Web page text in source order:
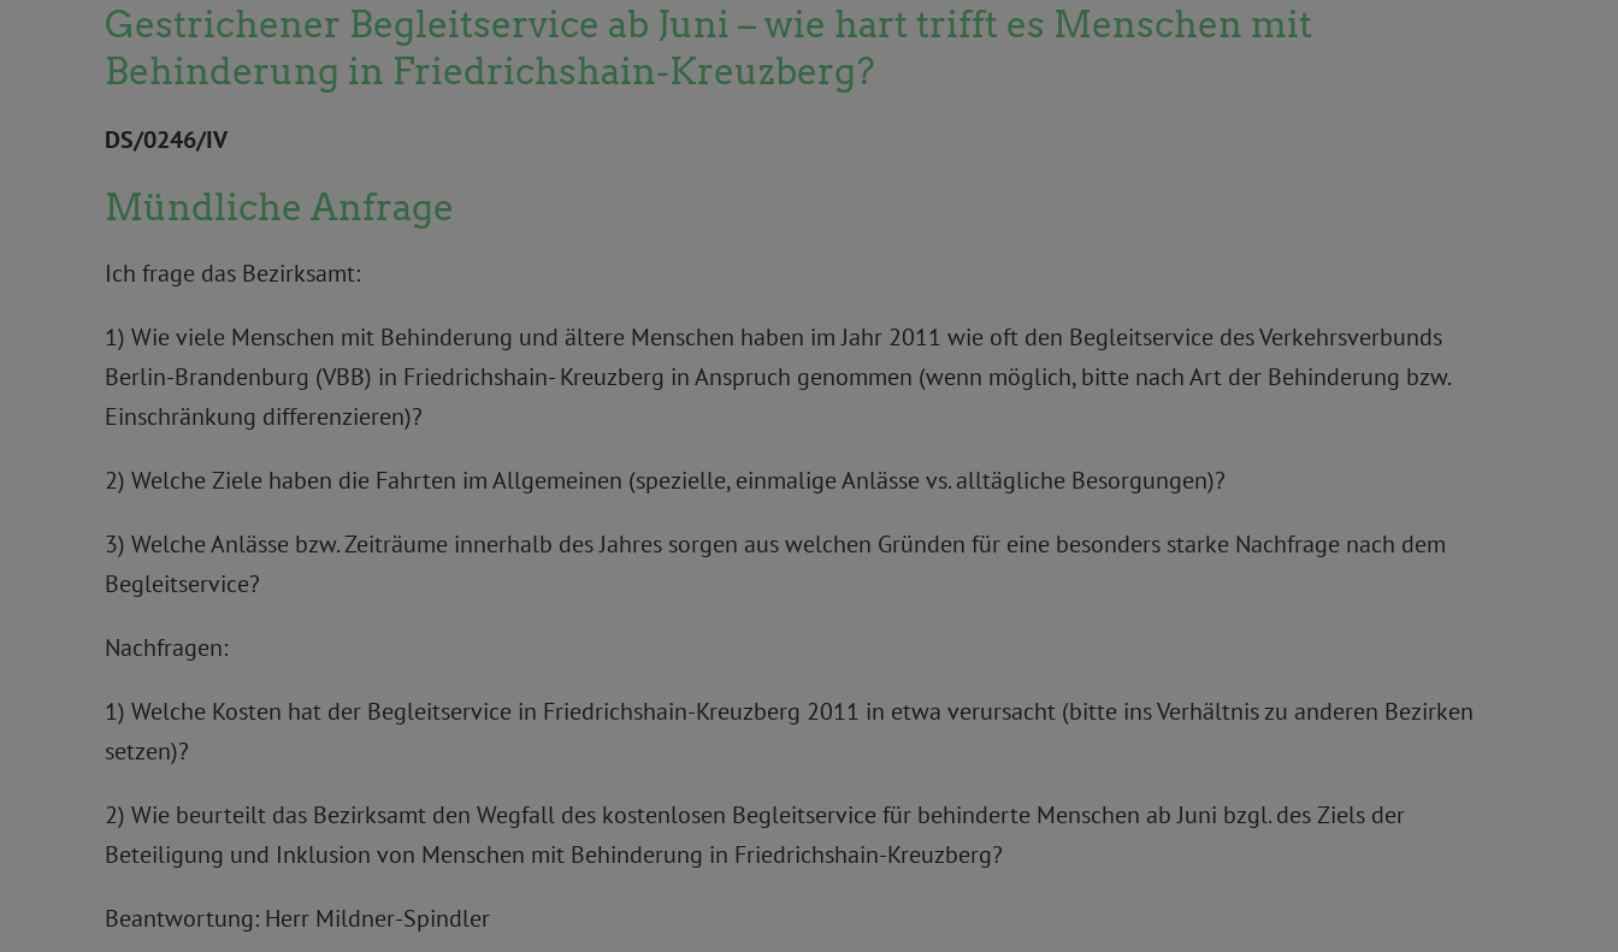
Gestrichener Begleitservice ab Juni – wie hart trifft es Menschen mit
Behinderung in Friedrichshain-Kreuzberg?
DS/0246/IV
Mündliche Anfrage
Ich frage das Bezirksamt:
1) Wie viele Menschen mit Behinderung und ältere Menschen haben im Jahr 2011 wie oft den Begleitservice des Verkehrsverbunds
Berlin-Brandenburg (VBB) in Friedrichshain- Kreuzberg in Anspruch genommen (wenn möglich, bitte nach Art der Behinderung bzw.
Einschränkung differenzieren)?
2) Welche Ziele haben die Fahrten im Allgemeinen (spezielle, einmalige Anlässe vs. alltägliche Besorgungen)?
3) Welche Anlässe bzw. Zeiträume innerhalb des Jahres sorgen aus welchen Gründen für eine besonders starke Nachfrage nach dem
Begleitservice?
Nachfragen:
1) Welche Kosten hat der Begleitservice in Friedrichshain-Kreuzberg 2011 in etwa verursacht (bitte ins Verhältnis zu anderen Bezirken
setzen)?
2) Wie beurteilt das Bezirksamt den Wegfall des kostenlosen Begleitservice für behinderte Menschen ab Juni bzgl. des Ziels der
Beteiligung und Inklusion von Menschen mit Behinderung in Friedrichshain-Kreuzberg?
Beantwortung: Herr Mildner-Spindler